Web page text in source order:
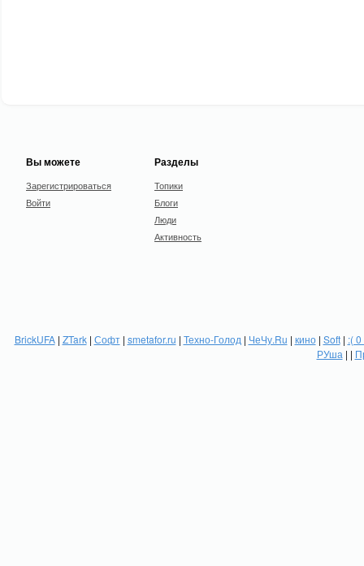
Вы можете
Зарегистрироваться
Войти
Разделы
Топики
Блоги
Люди
Активность
BrickUFA| ZTark| Софт| smetafor.ru | Техно-Голод | ЧеЧу.Ru | кино| Soft| :(
РУша | |